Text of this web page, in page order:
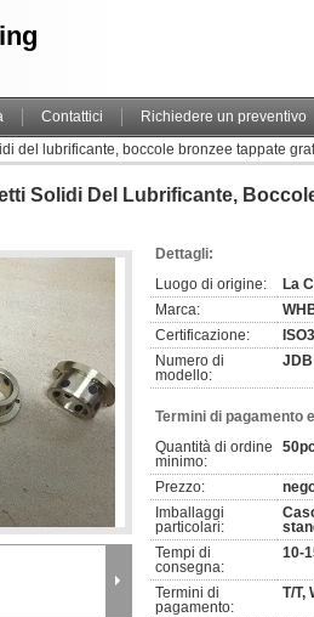
Contattici Richiedere un preventivo
del lubrificante, boccole bronzee tappate
Solidi Del Lubrificante,
Dettagli:
Luogo di origine:
La
Marca:
Certificazione:
Numero di
modello:
JDB
Termini di pagamento
Quantità di ordine
minimo:
Prezzo:
Imballaggi
particolari:
Tempi di
consegna:
10-
Termini di
pagamento:
T/T,